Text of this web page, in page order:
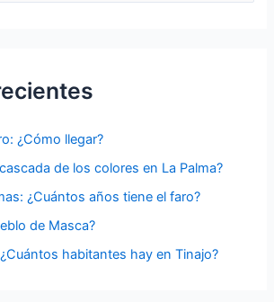
¿Cómo llegar?
de los colores en La Palma?
¿Cuántos años tiene el faro?
de Masca?
habitantes hay en Tinajo?